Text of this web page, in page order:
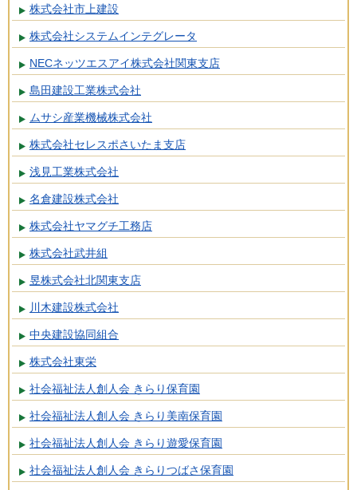
株式会社市上建設
株式会社システムインテグレータ
NECネッツエスアイ株式会社関東支店
島田建設工業株式会社
ムサシ産業機械株式会社
株式会社セレスポさいたま支店
浅見工業株式会社
名倉建設株式会社
株式会社ヤマグチ工務店
株式会社武井組
昱株式会社北関東支店
川木建設株式会社
中央建設協同組合
株式会社東栄
社会福祉法人創人会 きらり保育園
社会福祉法人創人会 きらり美南保育園
社会福祉法人創人会 きらり遊愛保育園
社会福祉法人創人会 きらりつばさ保育園